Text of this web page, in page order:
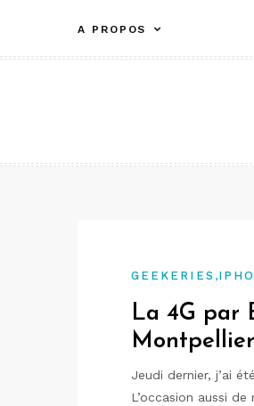
contenu
A PROPOS
GEEKERIES ,
La 4G par
Jeudi dernier, j’ai
L’occasion aussi